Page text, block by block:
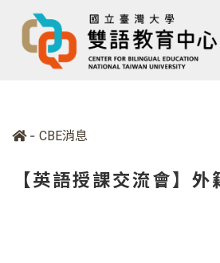
- CBE消息
【英語授課交流會】